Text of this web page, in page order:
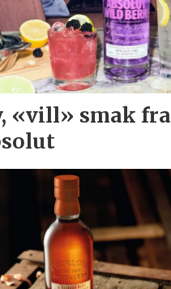
«vill» smak fra